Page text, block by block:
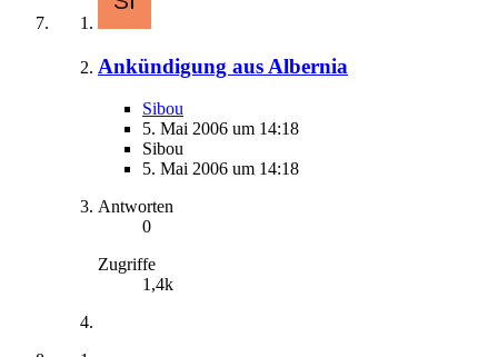
Ankündigung aus Albernia
Sibou
5. Mai 2006 um 14:18
Sibou
5. Mai 2006 um 14:18
Antworten
0
Zugriffe
1,4k